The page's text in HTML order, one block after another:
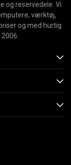
og reservedele. Vi
værktøj,
og med hurtig